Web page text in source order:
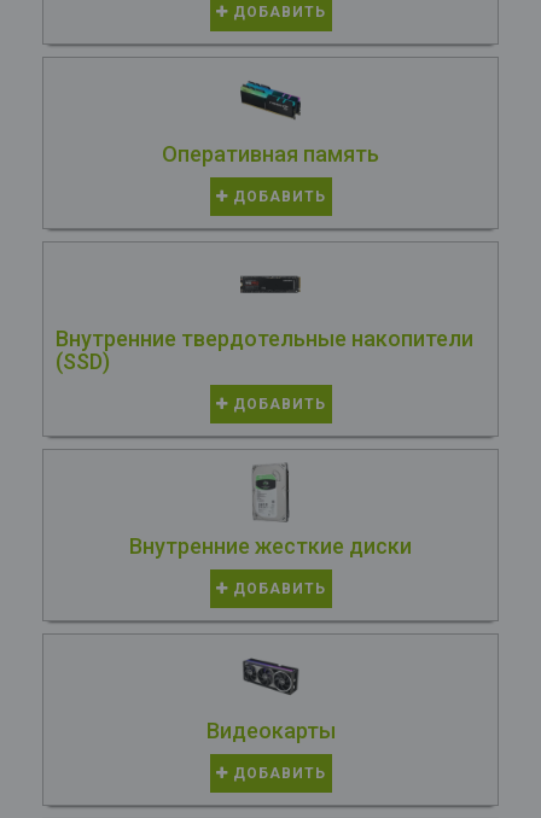
ДОБАВИТЬ
Оперативная память
ДОБАВИТЬ
Внутренние твердотельные накопители
(SSD)
ДОБАВИТЬ
Внутренние жесткие диски
ДОБАВИТЬ
Видеокарты
ДОБАВИТЬ